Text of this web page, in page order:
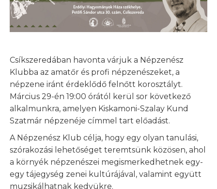
Csíkszeredában havonta várjuk a Népzenész
Klubba az amatőr és profi népzenészeket, a
népzene iránt érdeklődő felnőtt korosztályt.
Március 29-én 19:00 órától kerül sor következő
alkalmunkra, amelyen Kiskamoni-Szalay Kund
Szatmár népzenéje címmel tart előadást.
A Népzenész Klub célja, hogy egy olyan tanulási,
szórakozási lehetőséget teremtsünk közösen, ahol
a környék népzenészei megismerkedhetnek egy-
egy tájegység zenei kultúrájával, valamint együtt
muzsikálhatnak kedvükre.